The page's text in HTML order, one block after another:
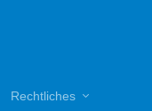
Rechtliches